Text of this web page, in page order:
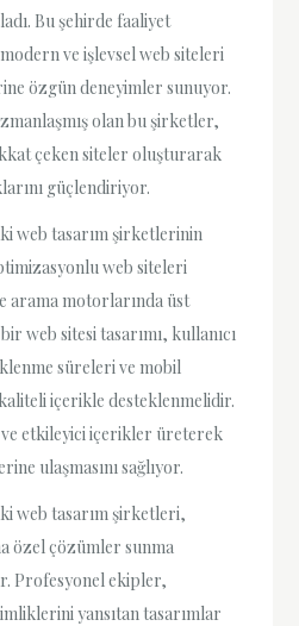
Bu şehirde faaliyet
ve işlevsel web siteleri
özgün deneyimler sunuyor.
olan bu şirketler,
çeken siteler oluşturarak
güçlendiriyor.
web tasarım şirketlerinin
web siteleri
arama motorlarında üst
web sitesi tasarımı, kullanıcı
süreleri ve mobil
içerikle desteklenmelidir.
etkileyici içerikler üreterek
ulaşmasını sağlıyor.
web tasarım şirketleri,
özel çözümler sunma
Profesyonel ekipler,
yansıtan tasarımlar